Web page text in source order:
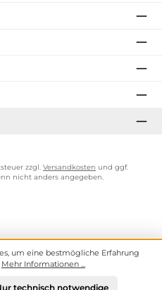
zzgl. Versandkosten und ggf.
nicht anders angegeben.
um eine bestmögliche Erfahrung
Mehr Informationen ...
technisch notwendige